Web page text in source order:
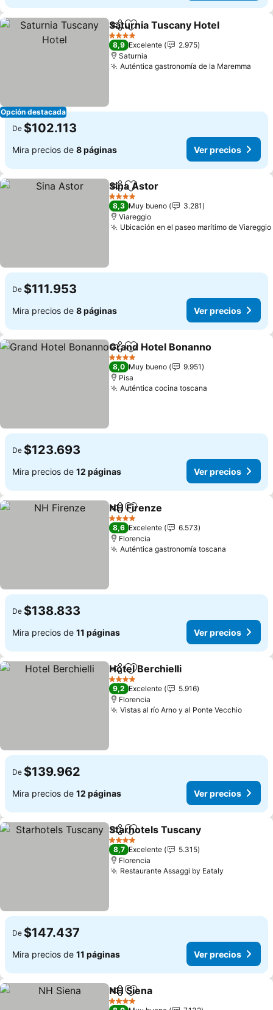
Opción destacada
CompartirAgregar a favoritos
Saturnia Tuscany Hotel
4 Estrellas
8,9 Excelente
2.975
Saturnia
Auténtica gastronomía de la Maremma
De $102.113
Mira precios de 8 páginas Ver precios
CompartirAgregar a favoritos
Sina Astor
4 Estrellas
8,3 Muy bueno
3.281
Viareggio
Ubicación en el paseo marítimo de Viareggio
De $111.953
Mira precios de 8 páginas Ver precios
CompartirAgregar a favoritos
Grand Hotel Bonanno
4 Estrellas
8,0 Muy bueno
9.951
Pisa
Auténtica cocina toscana
De $123.693
Mira precios de 12 páginas Ver precios
CompartirAgregar a favoritos
NH Firenze
4 Estrellas
8,6 Excelente
6.573
Florencia
Auténtica gastronomía toscana
De $138.833
Mira precios de 11 páginas Ver precios
CompartirAgregar a favoritos
Hotel Berchielli
4 Estrellas
9,2 Excelente
5.916
Florencia
Vistas al río Arno y al Ponte VecchioVer
De $139.962
Mira precios de 12 páginas Ver precios
CompartirAgregar a favoritos
Starhotels Tuscany
4 Estrellas
8,7 Excelente
5.315
Florencia
Restaurante Assaggi by Eataly
De $147.437
Mira precios de 11 páginas Ver precios
CompartirAgregar a favoritos
NH Siena
4 Estrellas